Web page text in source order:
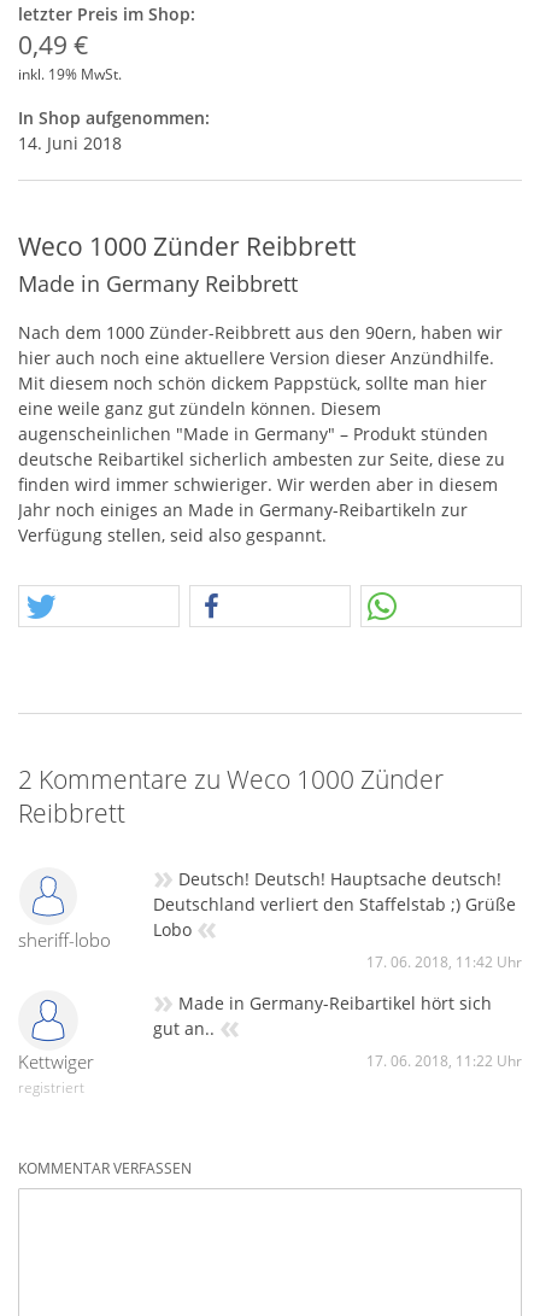
letzter Preis im Shop:
0,49 €
inkl. 19% MwSt.
In Shop aufgenommen:
14. Juni 2018
Weco 1000 Zünder Reibbrett
Made in Germany Reibbrett
Nach dem 1000 Zünder-Reibbrett aus den 90ern, haben wir
hier auch noch eine aktuellere Version dieser Anzündhilfe.
Mit diesem noch schön dickem Pappstück, sollte man hier
eine weile ganz gut zündeln können. Diesem
augenscheinlichen "Made in Germany" – Produkt stünden
deutsche Reibartikel sicherlich ambesten zur Seite, diese zu
finden wird immer schwieriger. Wir werden aber in diesem
Jahr noch einiges an Made in Germany-Reibartikeln zur
Verfügung stellen, seid also gespannt.
2 Kommentare zu Weco 1000 Zünder
Reibbrett
sheriff-lobo
» Deutsch! Deutsch! Hauptsache deutsch!
Deutschland verliert den Staffelstab ;) Grüße
Lobo «
17. 06. 2018, 11:42 Uhr
Kettwiger
registriert
» Made in Germany-Reibartikel hört sich
gut an.. «
17. 06. 2018, 11:22 Uhr
KOMMENTAR VERFASSEN